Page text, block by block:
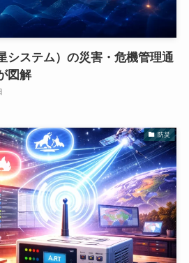
システム）の災害・危機管理通
図解
防災